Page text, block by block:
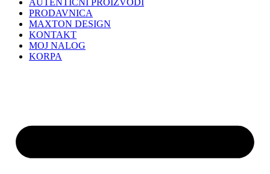
AUTENTIČNI PROIZVODI
PRODAVNICA
MAXTON DESIGN
KONTAKT
MOJ NALOG
KORPA